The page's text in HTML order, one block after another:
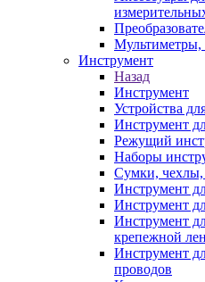
Инструмент
Назад
Инструмент
Устройства
Инструмент
Режущий
Наборы
Сумки, чехлы,
Инструмент
Инструмент
Инструмент
крепежной
Инструмент
проводов